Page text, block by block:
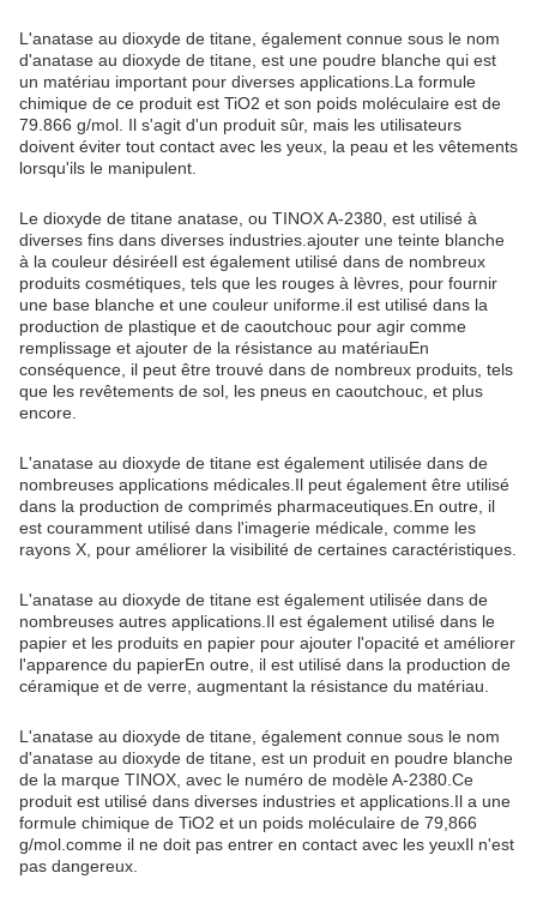
L'anatase au dioxyde de titane, également connue sous le nom
d'anatase au dioxyde de titane, est une poudre blanche qui est
un matériau important pour diverses applications.La formule
chimique de ce produit est TiO2 et son poids moléculaire est de
79.866 g/mol. Il s'agit d'un produit sûr, mais les utilisateurs
doivent éviter tout contact avec les yeux, la peau et les vêtements
lorsqu'ils le manipulent.
Le dioxyde de titane anatase, ou TINOX A-2380, est utilisé à
diverses fins dans diverses industries.ajouter une teinte blanche
à la couleur désiréeIl est également utilisé dans de nombreux
produits cosmétiques, tels que les rouges à lèvres, pour fournir
une base blanche et une couleur uniforme.il est utilisé dans la
production de plastique et de caoutchouc pour agir comme
remplissage et ajouter de la résistance au matériauEn
conséquence, il peut être trouvé dans de nombreux produits, tels
que les revêtements de sol, les pneus en caoutchouc, et plus
encore.
L'anatase au dioxyde de titane est également utilisée dans de
nombreuses applications médicales.Il peut également être utilisé
dans la production de comprimés pharmaceutiques.En outre, il
est couramment utilisé dans l'imagerie médicale, comme les
rayons X, pour améliorer la visibilité de certaines caractéristiques.
L'anatase au dioxyde de titane est également utilisée dans de
nombreuses autres applications.Il est également utilisé dans le
papier et les produits en papier pour ajouter l'opacité et améliorer
l'apparence du papierEn outre, il est utilisé dans la production de
céramique et de verre, augmentant la résistance du matériau.
L'anatase au dioxyde de titane, également connue sous le nom
d'anatase au dioxyde de titane, est un produit en poudre blanche
de la marque TINOX, avec le numéro de modèle A-2380.Ce
produit est utilisé dans diverses industries et applications.Il a une
formule chimique de TiO2 et un poids moléculaire de 79,866
g/mol.comme il ne doit pas entrer en contact avec les yeuxIl n'est
pas dangereux.